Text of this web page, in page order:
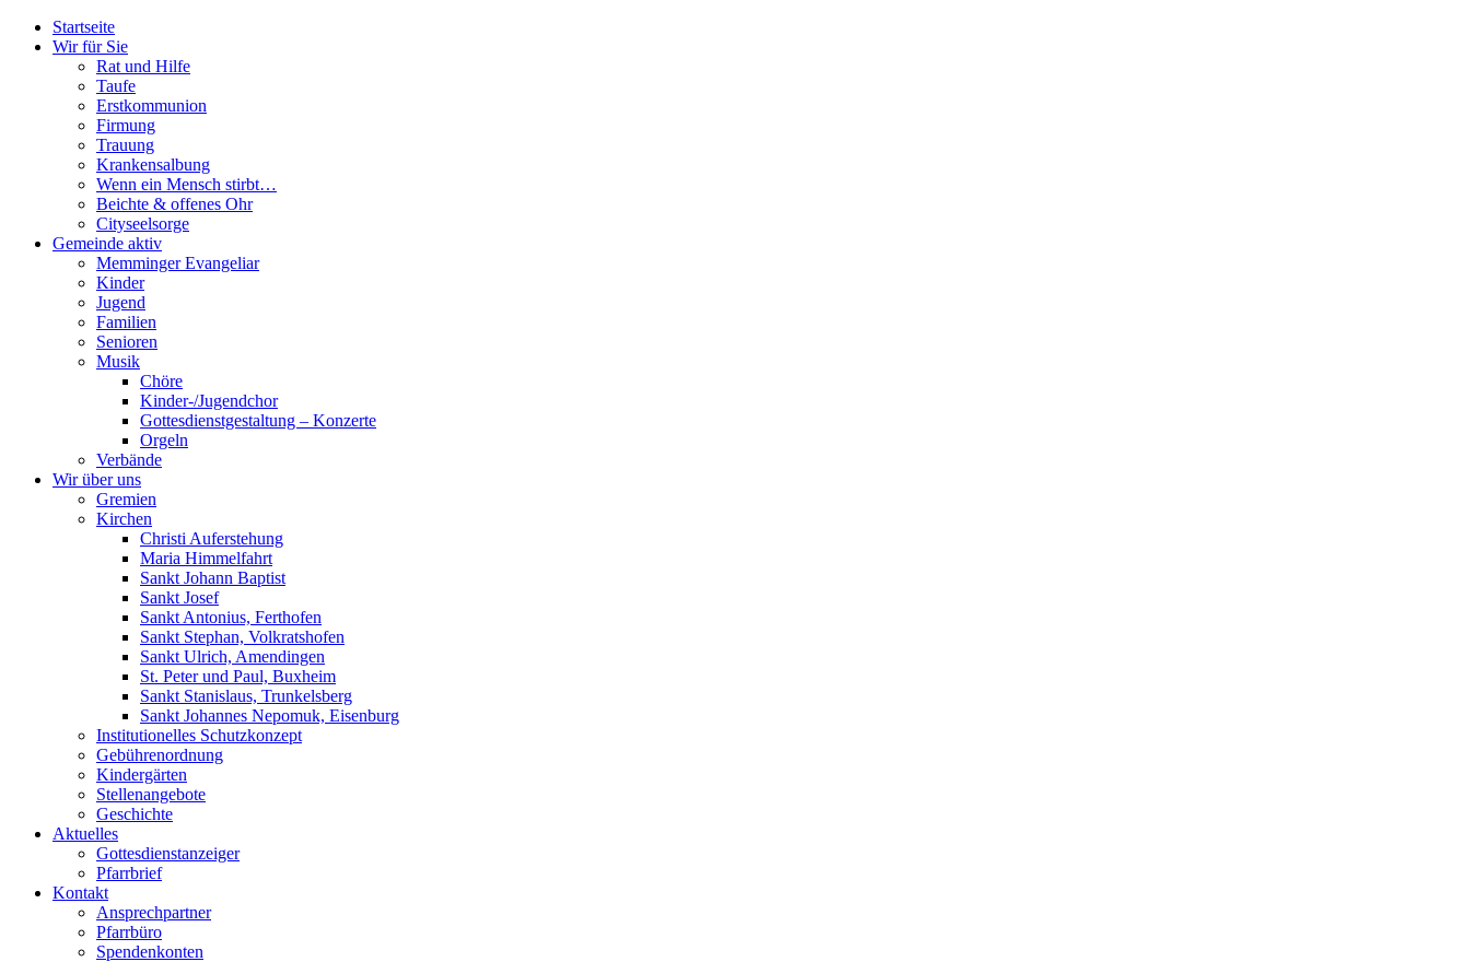
Startseite
Wir für Sie
Rat und Hilfe
Taufe
Erstkommunion
Firmung
Trauung
Krankensalbung
Wenn ein Mensch stirbt…
Beichte & offenes Ohr
Cityseelsorge
Gemeinde aktiv
Memminger Evangeliar
Kinder
Jugend
Familien
Senioren
Musik
Chöre
Kinder-/Jugendchor
Gottesdienstgestaltung – Konzerte
Orgeln
Verbände
Wir über uns
Gremien
Kirchen
Christi Auferstehung
Maria Himmelfahrt
Sankt Johann Baptist
Sankt Josef
Sankt Antonius, Ferthofen
Sankt Stephan, Volkratshofen
Sankt Ulrich, Amendingen
St. Peter und Paul, Buxheim
Sankt Stanislaus, Trunkelsberg
Sankt Johannes Nepomuk, Eisenburg
Institutionelles Schutzkonzept
Gebührenordnung
Kindergärten
Stellenangebote
Geschichte
Aktuelles
Gottesdienstanzeiger
Pfarrbrief
Kontakt
Ansprechpartner
Pfarrbüro
Spendenkonten